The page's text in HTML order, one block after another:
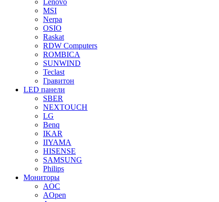
Lenovo
MSI
Nerpa
OSIO
Raskat
RDW Computers
ROMBICA
SUNWIND
Teclast
Гравитон
LED панели
SBER
NEXTOUCH
LG
Benq
IKAR
IIYAMA
HISENSE
SAMSUNG
Philips
Мониторы
AOC
AOpen